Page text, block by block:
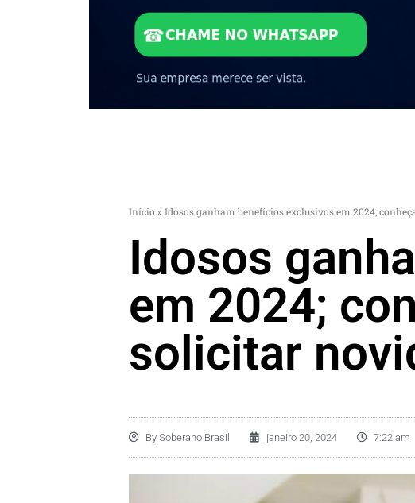
Início » Idosos ganham benefícios exclusivos em 2024;
Idosos
em 2024;
solicitar
By Soberano Brasil janeiro 20, 2024 7:22 am